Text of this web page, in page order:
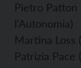
Pietro
l’Autonomia)
Martina Loss
Patrizia Pace